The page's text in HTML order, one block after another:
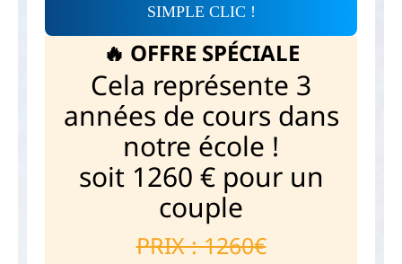
SIMPLE CLIC !
🔥 OFFRE SPÉCIALE
Cela représente 3
années de cours dans
notre école !
soit 1260 € pour un
couple
PRIX : 1260€